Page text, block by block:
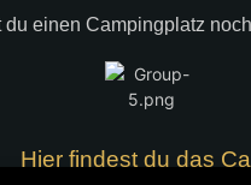
Hier findest du das
du einen Campingplatz